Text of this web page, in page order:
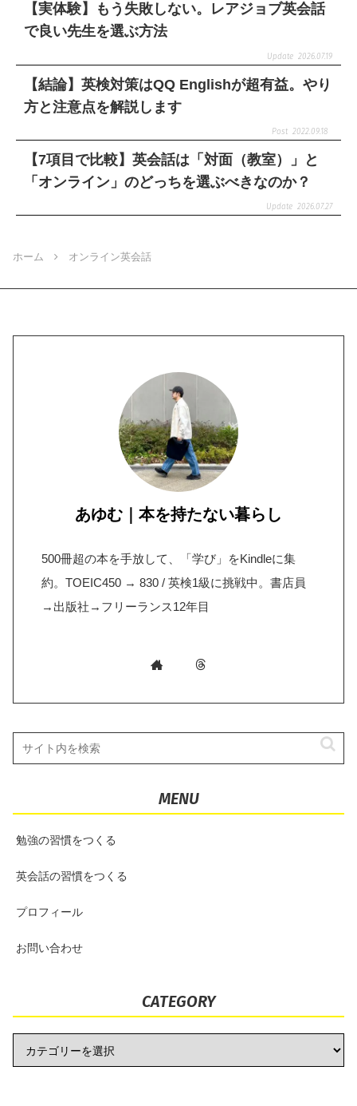
【実体験】もう失敗しない。レアジョブ英会話
で良い先生を選ぶ方法
2026.07.19
【結論】英検対策はQQ Englishが超有益。やり
方と注意点を解説します
2022.09.18
【7項目で比較】英会話は「対面（教室）」と
「オンライン」のどっちを選ぶべきなのか？
2026.07.27
ホーム オンライン英会話
あゆむ｜本を持たない暮らし
500冊超の本を手放して、「学び」をKindleに集
約。TOEIC450 → 830 / 英検1級に挑戦中。書店員
→出版社→フリーランス12年目
MENU
勉強の習慣をつくる
英会話の習慣をつくる
プロフィール
お問い合わせ
CATEGORY